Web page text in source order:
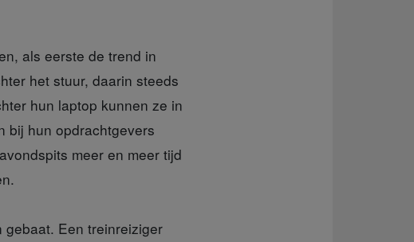
als eerste de trend in
het stuur, daarin steeds
hun laptop kunnen ze in
bij hun opdrachtgevers
meer en meer tijd
Een treinreiziger